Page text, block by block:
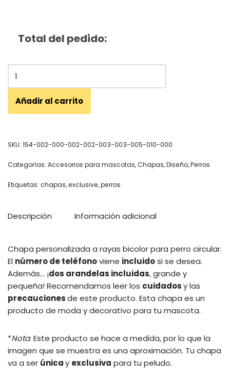
Total del pedido:
Añadir al carrito
SKU: 154-002-000-002-002-003-003-005-010-000
Categorías: Accesorios para mascotas,Chapas,Diseño,Perros
Etiquetas: chapas,exclusive,perros
Descripción Información adicional
Chapa personalizada a rayas bicolor para perro circular.
El número de teléfonoviene incluidosi se desea.
Además… ¡dos arandelas incluidas, grande y
pequeña!Recomendamos leer los cuidadosy las
precaucionesde este producto. Esta chapa es un
producto de moda y decorativo para tu mascota.
*Nota: Este producto se hace a medida, por lo que la
imagen que se muestra es una aproximación. Tu chapa
va a ser únicay exclusiva para tu peludo.